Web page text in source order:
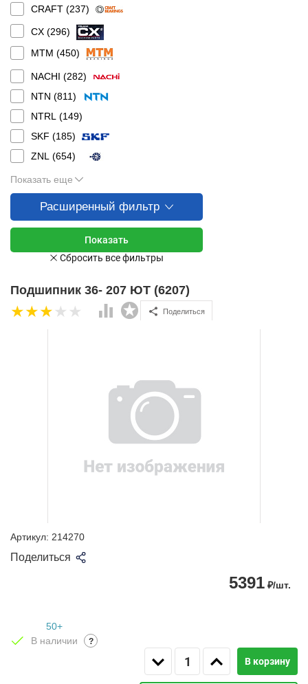
CRAFT (237)
CX (296)
MTM (450)
NACHI (282)
NTN (811)
NTRL (149)
SKF (185)
ZNL (654)
Показать еще
Расширенный фильтр
Подшипник 36- 207 ЮТ (6207)
Поделиться
Артикул: 214270
Поделиться
5391 ₽/шт.
50+
В наличии
?
В корзину